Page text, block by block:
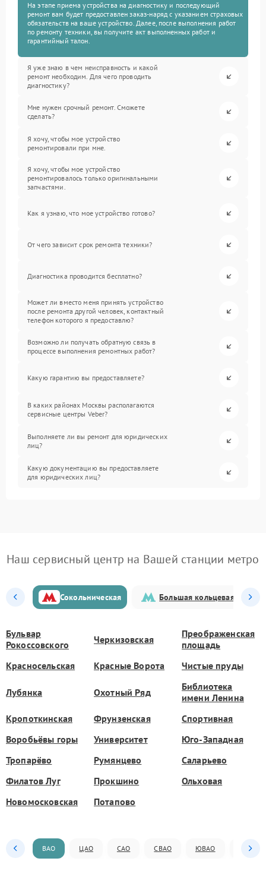
На этапе приема устройства на диагностику и последующий
ремонт вам будет предоставлен заказ-наряд с указанием страховых
обязательств на ваше устройство. Далее, после выполнения работ
по ремонту техники, вы получите акт выполненных работ и
гарантийный талон.
Я уже знаю в чем неисправность и какой
ремонт необходим. Для чего проводить
диагностику?
Мне нужен срочный ремонт. Сможете
сделать?
Я хочу, чтобы мое устройство
ремонтировали при мне.
Я хочу, чтобы мое устройство
ремонтировалось только оригинальными
запчастями.
Как я узнаю, что мое устройство готово?
От чего зависит срок ремонта техники?
Диагностика проводится бесплатно?
Может ли вместо меня принять устройство
после ремонта другой человек, контактный
телефон которого я предоставлю?
Возможно ли получать обратную связь в
процессе выполнения ремонтных работ?
Какую гарантию вы предоставляете?
В каких районах Москвы располагаются
сервисные центры Veber?
Выполняете ли вы ремонт для юридических
лиц?
Какую документацию вы предоставляете
для юридических лиц?
Наш сервисный центр на Вашей станции метро
Сокольническая Большая кольцевая
Бульвар
Рокоссовского
Черкизовская
Преображенская
площадь
Красносельская
Красные Ворота Чистые пруды
Лубянка Охотный Ряд
Библиотека
имени Ленина
Кропоткинская
Фрунзенская
Спортивная
Воробьёвы горы
Университет
Юго-Западная
Тропарёво
Румянцево
Саларьево
Филатов Луг
Прокшино
Ольховая
Новомосковская
Потапово
ВАО ЦАО САО СВАО ЮВАО ЮАО